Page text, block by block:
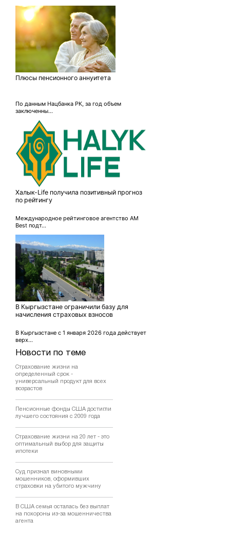
Новости по теме
Страхование жизни на
определенный срок -
универсальный продукт для всех
возрастов
Пенсионные фонды США достигли
лучшего состояния с 2009 года
Страхование жизни на 20 лет - это
оптимальный выбор для защиты
ипотеки
Суд признал виновными
мошенников, оформивших
страховки на убитого мужчину
В США семья осталась без выплат
на похороны из-за мошенничества
агента
Плюсы пенсионного аннуитета
По данным Нацбанка РК, за год объем
заключенны...
Халык-Life получила позитивный прогноз
по рейтингу
Международное рейтинговое агентство AM
Best подт...
В Кыргызстане ограничили базу для
начисления страховых взносов
В Кыргызстане с 1 января 2026 года действует
верх...